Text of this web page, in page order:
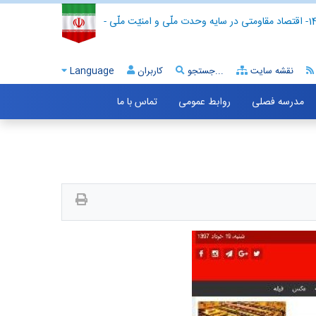
- اقتصاد مقاومتی در سایه وحدت ملّی و امنیّت ملّی -
Language کاربران جستجو... نقشه سایت
مدرسه فصلی روابط عمومی تماس با ما